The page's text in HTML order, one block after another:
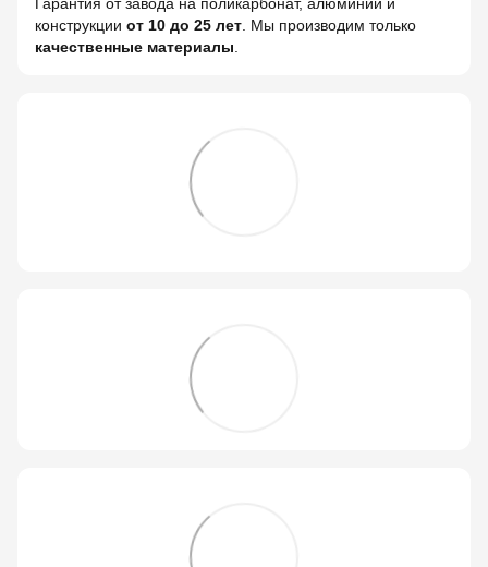
конструкции от 10 до 25 лет . Мы производим только
качественные материалы